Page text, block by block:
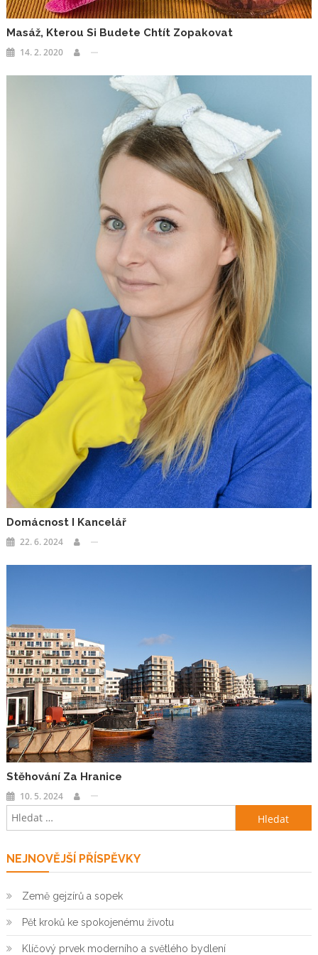
Masáž, Kterou Si Budete Chtít Zopakovat
14. 2. 2020
Domácnost I Kancelář
22. 6. 2024
Stěhování Za Hranice
10. 5. 2024
Vyhledávání
NEJNOVĚJŠÍ PŘÍSPĚVKY
Země gejzírů a sopek
Pět kroků ke spokojenému životu
Klíčový prvek moderního a světlého bydlení